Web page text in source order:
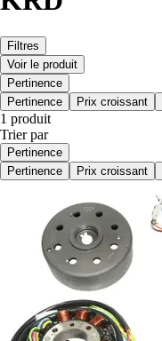
Filtres
Voir le produit
Pertinence
Pertinence
Prix croissant
1 produit
Trier par
Pertinence
Pertinence
Prix croissant